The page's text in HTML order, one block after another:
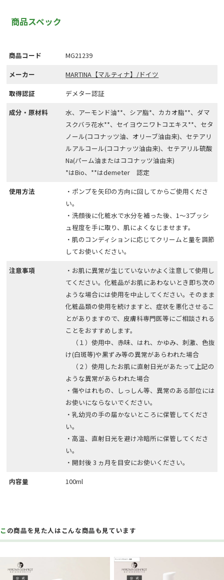
商品スペック
商品コード
MG21239
メーカー
MARTINA【マルティナ】/ドイツ
取得認証
デメター認証
成分・原材料
水、アーモンド油**、シア脂*、カカオ脂**、ダマ
スクバラ花水**、セイヨウニワトコエキス**、セタ
ノール(ココナッツ油、オリーブ油由来)、セテアリ
ルアルコール(ココナッツ油由来)、セテアリル硫酸
Na(パーム油またはココナッツ油由来)
*はBio、**はdemeter 認定
使用方法
・ポンプを矢印の方向に回してからご使用くださ
い。
・洗顔後に化粧水で水分を補った後、1～3プッシ
ュ程度を手に取り、肌によくなじませます。
・肌のコンディションに応じてクリームと量を調節
してお使いください。
注意事項
・お肌に異常が生じていないかよく注意して使用し
てください。化粧品がお肌にあわないとき即ち次の
ような場合には使用を中止してください。そのまま
化粧品類の使用を続けますと、症状を悪化させるこ
とがありますので、皮膚科専門医等にご相談される
ことをおすすめします。
（１）使用中、赤味、はれ、かゆみ、刺激、色抜
け(白斑等)や黒ずみ等の異常があらわれた場合
（２）使用したお肌に直射日光があたって上記の
ような異常があらわれた場合
・傷やはれもの、しっしん等、異常のある部位には
お使いにならないでください。
・乳幼児の手の届かないところに保管してくださ
い。
・高温、直射日光を避け冷暗所に保管してくださ
い。
・開封後 3 ヵ月を目安にお使いください。
内容量
100ml
この商品を見た人はこんな商品も見ています